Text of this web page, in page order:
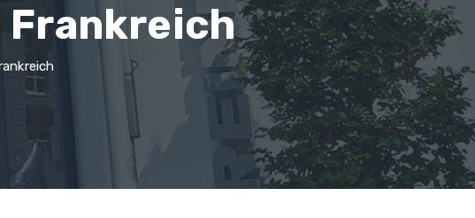
Frankreich